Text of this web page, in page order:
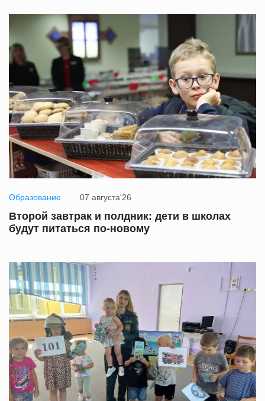
Образование 07 августа'26
Второй завтрак и полдник: дети в школах
будут питаться по-новому